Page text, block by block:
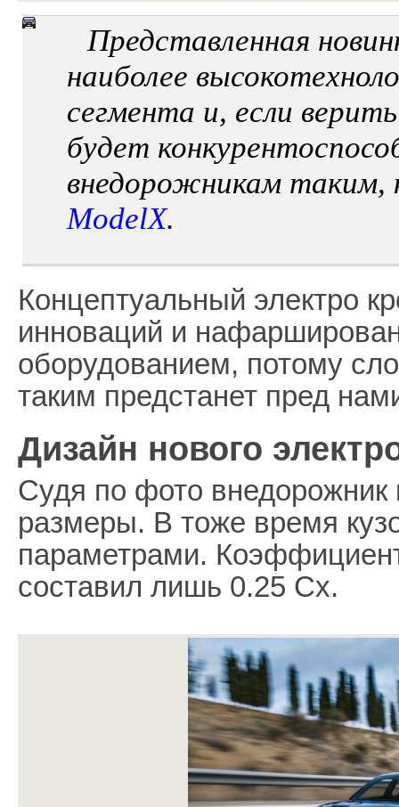
Представленная
наиболее
сегмента и, если
будет
внедорожникам таким,
ModelX.
Концептуальный электро
инноваций и
оборудованием, потому
таким предстанет пред
Дизайн нового
Судя по фото
размеры. В тоже время
параметрами.
составил лишь 0.25 Сх.